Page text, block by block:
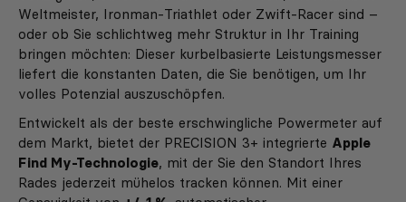
Weltmeister, Ironman-Triathlet oder Zwift-Racer sind –
oder ob Sie schlichtweg mehr Struktur in Ihr Training
bringen möchten: Dieser kurbelbasierte Leistungsmesser
liefert die konstanten Daten, die Sie benötigen, um Ihr
volles Potenzial auszuschöpfen.
Entwickelt als der beste erschwingliche Powermeter auf
dem Markt, bietet der PRECISION 3+ integrierte Apple
Find My-Technologie, mit der Sie den Standort Ihres
Rades jederzeit mühelos tracken können. Mit einer